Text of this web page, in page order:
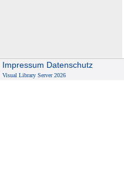
Impressum Datenschutz
Visual Library Server 2026